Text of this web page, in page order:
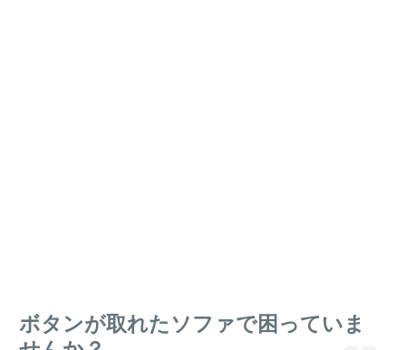
ボタンが取れたソファで困っていま